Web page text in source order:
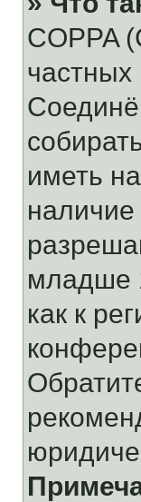
COPPA
частных
иметь
наличие
младше
как к